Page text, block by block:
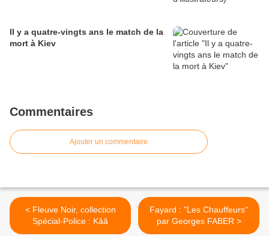
Il y a quatre-vingts ans le match de la
mort à Kiev
Commentaires
Ajouter un commentaire
< Fleuve Noir, collection
Spécial-Police : Kââ
Fayard : "Les Chauffeurs"
par Georges FABER >